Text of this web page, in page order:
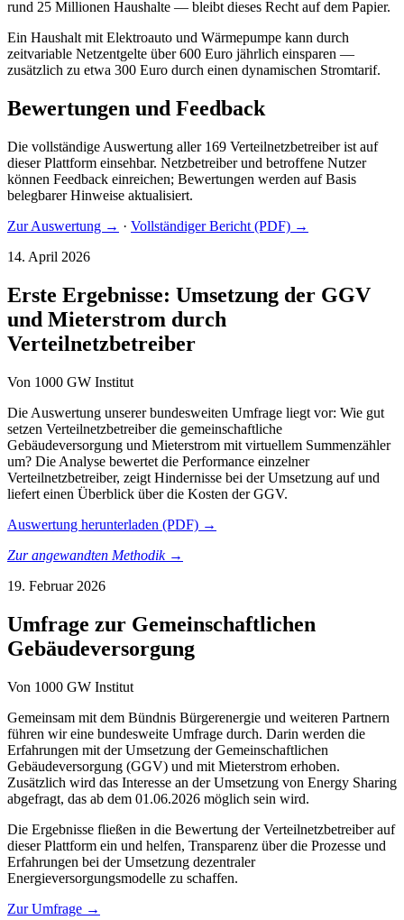
rund 25 Millionen Haushalte — bleibt dieses Recht auf dem Papier.
Ein Haushalt mit Elektroauto und Wärmepumpe kann durch
zeitvariable Netzentgelte über 600 Euro jährlich einsparen —
zusätzlich zu etwa 300 Euro durch einen dynamischen Stromtarif.
Bewertungen und Feedback
Die vollständige Auswertung aller 169 Verteilnetzbetreiber ist auf
dieser Plattform einsehbar. Netzbetreiber und betroffene Nutzer
können Feedback einreichen; Bewertungen werden auf Basis
belegbarer Hinweise aktualisiert.
Zur Auswertung → · Vollständiger Bericht (PDF) →
14. April 2026
Erste Ergebnisse: Umsetzung der GGV
und Mieterstrom durch
Verteilnetzbetreiber
Von 1000 GW Institut
Die Auswertung unserer bundesweiten Umfrage liegt vor: Wie gut
setzen Verteilnetzbetreiber die gemeinschaftliche
Gebäudeversorgung und Mieterstrom mit virtuellem Summenzähler
um? Die Analyse bewertet die Performance einzelner
Verteilnetzbetreiber, zeigt Hindernisse bei der Umsetzung auf und
liefert einen Überblick über die Kosten der GGV.
Auswertung herunterladen (PDF) →
Zur angewandten Methodik →
19. Februar 2026
Umfrage zur Gemeinschaftlichen
Gebäudeversorgung
Von 1000 GW Institut
Gemeinsam mit dem Bündnis Bürgerenergie und weiteren Partnern
führen wir eine bundesweite Umfrage durch. Darin werden die
Erfahrungen mit der Umsetzung der Gemeinschaftlichen
Gebäudeversorgung (GGV) und mit Mieterstrom erhoben.
Zusätzlich wird das Interesse an der Umsetzung von Energy Sharing
abgefragt, das ab dem 01.06.2026 möglich sein wird.
Die Ergebnisse fließen in die Bewertung der Verteilnetzbetreiber auf
dieser Plattform ein und helfen, Transparenz über die Prozesse und
Erfahrungen bei der Umsetzung dezentraler
Energieversorgungsmodelle zu schaffen.
Zur Umfrage →